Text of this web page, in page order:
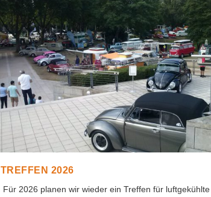
TREFFEN 2026
Für 2026 planen wir wieder ein Treffen für luftgekühlte